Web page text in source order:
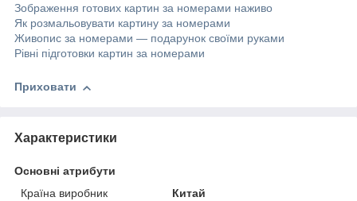
Зображення готових картин за номерами наживо
Як розмальовувати картину за номерами
Живопис за номерами — подарунок своїми руками
Рівні підготовки картин за номерами
Приховати
Характеристики
Основні атрибути
Країна виробник
Китай